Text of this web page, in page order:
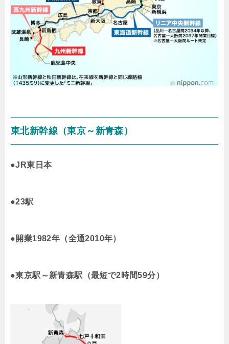
東北新幹線（東京～新青森）
●JR東日本
●23駅
●開業1982年（全通2010年）
●東京駅～新青森駅（最短で2時間59分）